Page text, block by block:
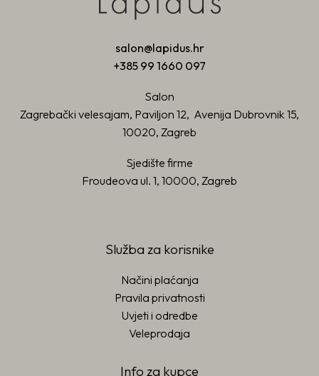
salon@lapidus.hr
+385 99 1660 097
Salon
Zagrebački velesajam, Paviljon 12, Avenija Dubrovnik 15,
10020, Zagreb
Sjedište firme
Froudeova ul. 1, 10000, Zagreb
Služba za korisnike
Načini plaćanja
Pravila privatnosti
Uvjeti i odredbe
Veleprodaja
Info za kupce